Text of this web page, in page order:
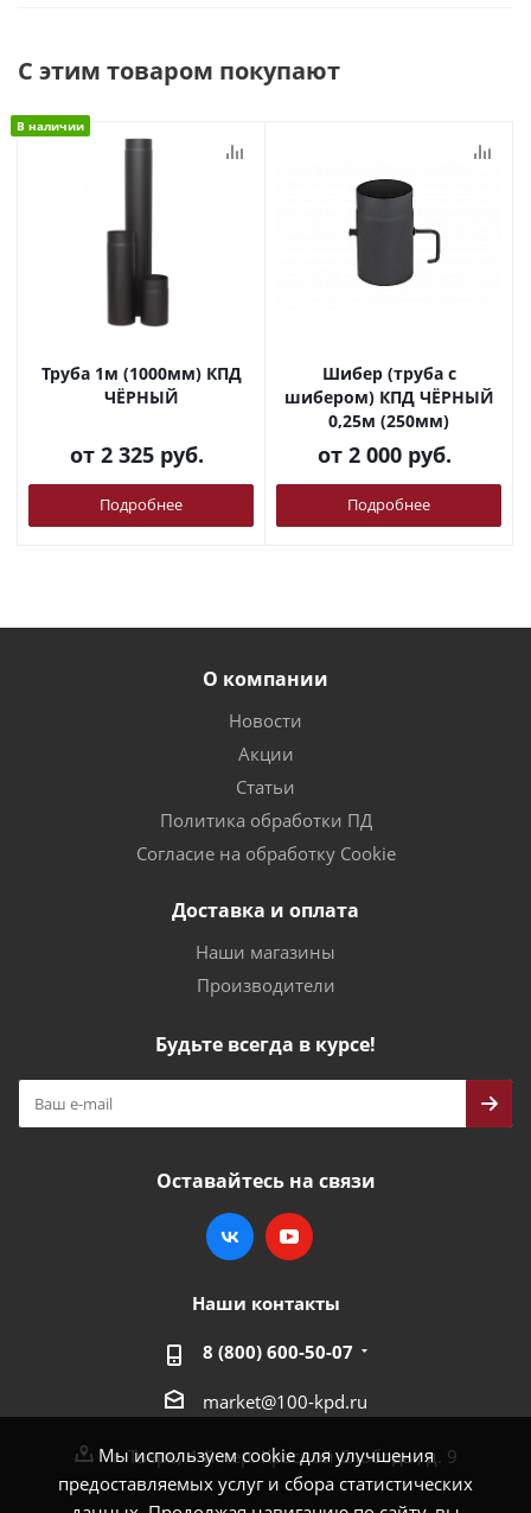
Мы используем cookie для улучшения
предоставляемых услуг и сбора статистических
С этим товаром покупают
В наличии
Труба 1м (1000мм) КПД
ЧЁРНЫЙ
от 2 325 руб.
Подробнее
Шибер (труба с
шибером) КПД ЧЁРНЫЙ
0,25м (250мм)
от 2 000 руб.
Подробнее
О компании
Новости
Акции
Статьи
Политика обработки ПД
Согласие на обработку Cookie
Доставка и оплата
Наши магазины
Производители
Будьте всегда в курсе!
Оставайтесь на связи
Наши контакты
8 (800) 600-50-07
market@100-kpd.ru
г. Тверь, 4-й пер. Красной Слободы, д. 9